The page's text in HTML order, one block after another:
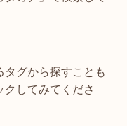
タグから探すことも
してみてくださ